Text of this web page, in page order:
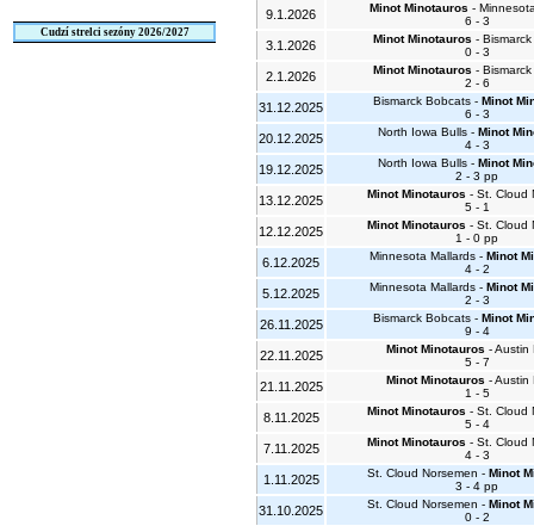
Cudzí strelci sezóny 2026/2027
9.1.2026 Minot Minotauros -
6 - 3
3.1.2026 Minot Minotauros -
0 - 3
2.1.2026 Minot Minotauros -
2 - 6
31.12.2025 Bismarck Bobcats - Minot
6 - 3
20.12.2025 North Iowa Bulls - Minot
4 - 3
19.12.2025 North Iowa Bulls - Minot
2 - 3 pp
13.12.2025 Minot Minotauros - St. Cloud
5 - 1
12.12.2025 Minot Minotauros - St. Cloud
1 - 0 pp
6.12.2025 Minnesota Mallards - Minot
4 - 2
5.12.2025 Minnesota Mallards - Minot
2 - 3
26.11.2025 Bismarck Bobcats - Minot
9 - 4
22.11.2025 Minot Minotauros - Austin
5 - 7
21.11.2025 Minot Minotauros - Austin
1 - 5
8.11.2025 Minot Minotauros - St. Cloud
5 - 4
7.11.2025 Minot Minotauros - St. Cloud
4 - 3
1.11.2025 St. Cloud Norsemen - Minot
3 - 4 pp
31.10.2025 St. Cloud Norsemen - Minot
0 - 2